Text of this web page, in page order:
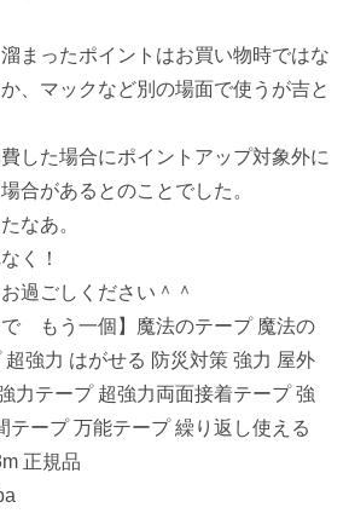
まったポイントはお買い物時ではな
、マックなど別の場面で使うが吉と
した場合にポイントアップ対象外に
合があるとのことでした。
なあ。
く！
過ごしください＾＾
で もう一個】魔法のテープ 魔法の
強力 はがせる 防災対策 強力 屋外
力テープ 超強力両面接着テープ 強
テープ 万能テープ 繰り返し使える
正規品